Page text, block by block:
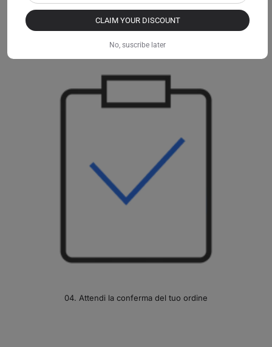
03. Incoraggia i clienti a fare clic sul tuo collegamento e ad
04. Attendi la conferma del tuo ordine
CLAIM YOUR DISCOUNT
No, suscribe later